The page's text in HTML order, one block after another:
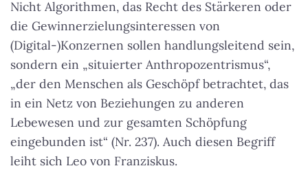
Nicht Algorithmen, das Recht des Stärkeren oder
die Gewinnerzielungsinteressen von
(Digital-)Konzernen sollen handlungsleitend sein,
sondern ein „situierter Anthropozentrismus“,
„der den Menschen als Geschöpf betrachtet, das
in ein Netz von Beziehungen zu anderen
Lebewesen und zur gesamten Schöpfung
eingebunden ist“ (Nr. 237). Auch diesen Begriff
leiht sich Leo von Franziskus.